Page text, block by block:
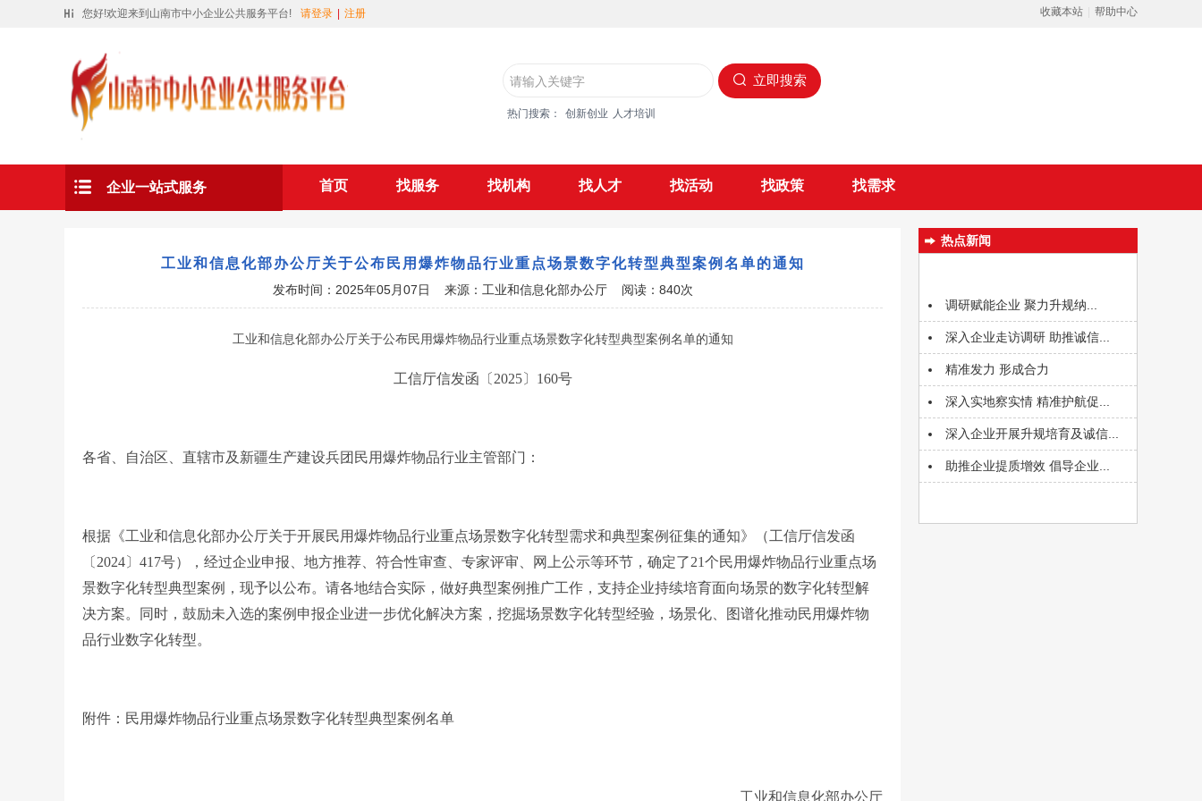
您好!欢迎来到山南市中小企业公共服务平台! 请登录 注册 收藏本站 帮助中心
热门搜索： 创新创业 人才培训
立即搜索
企业一站式服务 首页 找服务 找机构 找人才 找活动 找政策 找需求
工业和信息化部办公厅关于公布民用爆炸物品行业重点场景数字化转型典型案例名单的通知
发布时间：2025年05月07日 来源：工业和信息化部办公厅 阅读：840次
工业和信息化部办公厅关于公布民用爆炸物品行业重点场景数字化转型典型案例名单的通知
工信厅信发函〔2025〕160号
各省、自治区、直辖市及新疆生产建设兵团民用爆炸物品行业主管部门：
根据《工业和信息化部办公厅关于开展民用爆炸物品行业重点场景数字化转型需求和典型案例征集的通知》（工信厅信发函
〔2024〕417号），经过企业申报、地方推荐、符合性审查、专家评审、网上公示等环节，确定了21个民用爆炸物品行业重点场
景数字化转型典型案例，现予以公布。请各地结合实际，做好典型案例推广工作，支持企业持续培育面向场景的数字化转型解
决方案。同时，鼓励未入选的案例申报企业进一步优化解决方案，挖掘场景数字化转型经验，场景化、图谱化推动民用爆炸物
品行业数字化转型。
附件：民用爆炸物品行业重点场景数字化转型典型案例名单
工业和信息化部办公厅
热点新闻
调研赋能企业 聚力升规纳...
深入企业走访调研 助推诚信...
精准发力 形成合力
深入实地察实情 精准护航促...
深入企业开展升规培育及诚信...
助推企业提质增效 倡导企业...